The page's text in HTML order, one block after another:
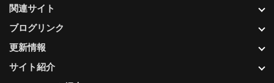
更新情報
サイト紹介
関連サイト
ブログリンク